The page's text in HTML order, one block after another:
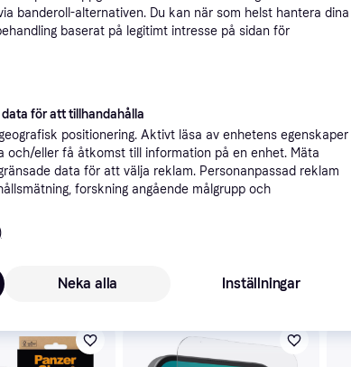
Rekommenderad
6-9 dagar
banderoll-alternativen. Du kan när som helst hantera dina
baserat på legitimt intresse på sidan för
för att tillhandahålla
positionering. Aktivt läsa av enhetens egenskaper
och/eller få åtkomst till information på en enhet. Mäta
data för att välja reklam. Personanpassad reklam
forskning angående målgrupp och
Neka alla Inställningar